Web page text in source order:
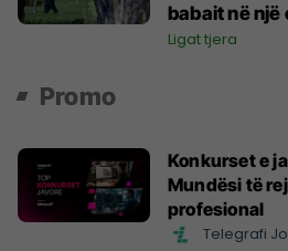
babait në
Ligat tjera
Promo
Konkurset e
Mundësi të
profesional
Telegrafi